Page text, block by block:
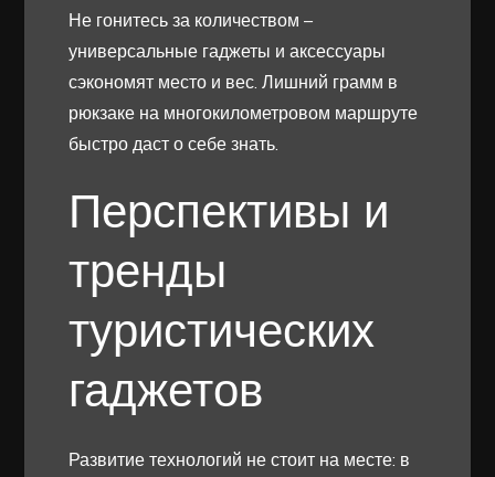
Не гонитесь за количеством –
универсальные гаджеты и аксессуары
сэкономят место и вес. Лишний грамм в
рюкзаке на многокилометровом маршруте
быстро даст о себе знать.
Перспективы и
тренды
туристических
гаджетов
Развитие технологий не стоит на месте: в